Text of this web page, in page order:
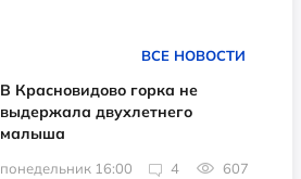
ВСЕ НОВОСТИ
В Красновидово горка не
выдержала двухлетнего
малыша
понедельник 16:00 4 607